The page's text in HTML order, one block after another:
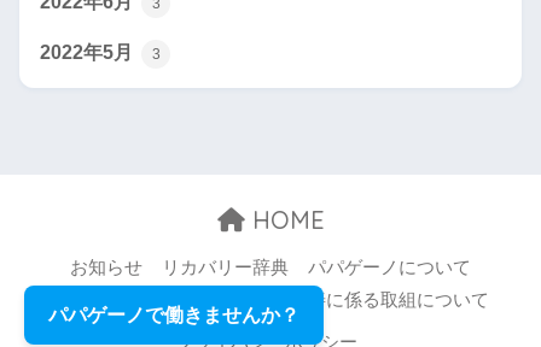
3
2022年5月 3
HOME
お知らせ リカバリー辞典
パパゲーノについて
職場環境等の改善に係る取組について
プライバシーポリシー
パパゲーノで働きませんか？